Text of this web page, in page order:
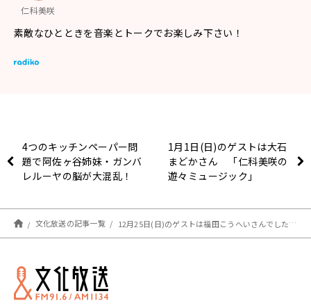
仁科美咲
素敵なひとときを音楽とトークでお楽しみ下さい！
4つのキッチンペーパー問
題で阿佐ヶ谷姉妹・ガンバ
レルーヤの脳が大混乱！
1月1日(日)のゲストは大石
まどかさん 「仁科美咲の
遊々ミュージック」
文化放送の記事一覧 12月25日(日)のゲストは福田こうへいさんでした「仁科美咲の遊々ミュージック」